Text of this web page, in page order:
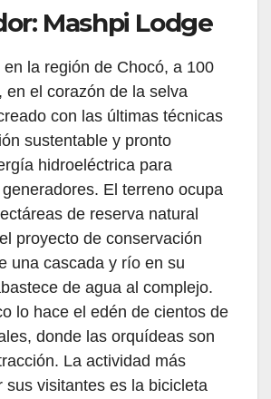
Mashpi Lodge
la región de Chocó, a 100
, en el corazón de la selva
con las últimas técnicas
sustentable y pronto
hidroeléctrica para
El terreno ocupa
de reserva natural
proyecto de conservación
una cascada y río en su
de agua al complejo.
lo hace el edén de cientos de
donde las orquídeas son
La actividad más
sus visitantes es la bicicleta